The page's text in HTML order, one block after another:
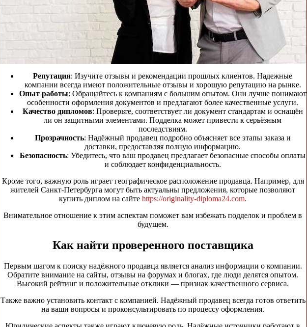
Репутация: Изучите отзывы и рекомендации прошлых клиентов. Надежные
компании всегда имеют положительные отзывы и хорошую репутацию на рынке.
Опыт работы: Обращайтесь к компаниям с большим опытом. Они лучше понимают
особенности оформления документов и предлагают более качественные услуги.
Качество дипломов: Проверьте, соответствует ли документ стандартам и оснащён
ли он защитными элементами. Подделка может привести к серьёзным
последствиям.
Прозрачность: Надёжный продавец подробно объясняет все этапы заказа и
доставки, предоставляя полную информацию.
Безопасность: Убедитесь, что ваш продавец предлагает безопасные способы оплаты
и соблюдает конфиденциальность.
Кроме того, важную роль играет географическое расположение продавца. Например, для
жителей Санкт-Петербурга могут быть актуальны предложения, которые позволяют
купить диплом на сайте https://originality-diploma24.com.
Внимательное отношение к этим аспектам поможет вам избежать подделок и проблем в
будущем.
Как найти проверенного поставщика
Первым шагом к поиску надёжного продавца является анализ информации о компании.
Обратите внимание на сайты, отзывы на форумах и блогах, где люди делятся опытом.
Высокий рейтинг и положительные отклики — признак качественного сервиса.
Также важно установить контакт с компанией. Надёжный продавец всегда готов ответить
на ваши вопросы и проконсультировать по процессу оформления.